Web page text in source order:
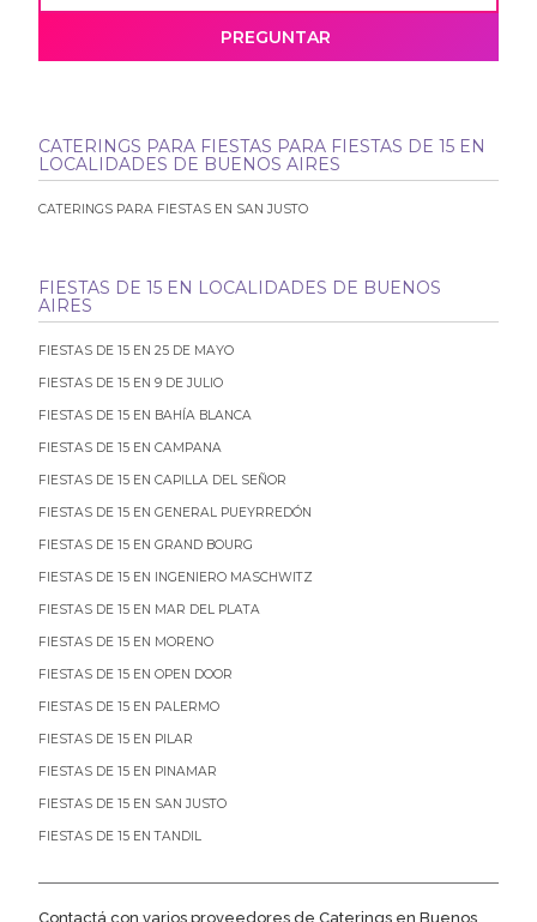
PREGUNTAR
CATERINGS PARA FIESTAS PARA FIESTAS DE 15 EN
LOCALIDADES DE BUENOS AIRES
CATERINGS PARA FIESTAS EN SAN JUSTO
FIESTAS DE 15 EN LOCALIDADES DE BUENOS
AIRES
FIESTAS DE 15 EN 25 DE MAYO
FIESTAS DE 15 EN 9 DE JULIO
FIESTAS DE 15 EN BAHÍA BLANCA
FIESTAS DE 15 EN CAMPANA
FIESTAS DE 15 EN CAPILLA DEL SEÑOR
FIESTAS DE 15 EN GENERAL PUEYRREDÓN
FIESTAS DE 15 EN GRAND BOURG
FIESTAS DE 15 EN INGENIERO MASCHWITZ
FIESTAS DE 15 EN MAR DEL PLATA
FIESTAS DE 15 EN MORENO
FIESTAS DE 15 EN OPEN DOOR
FIESTAS DE 15 EN PALERMO
FIESTAS DE 15 EN PILAR
FIESTAS DE 15 EN PINAMAR
FIESTAS DE 15 EN SAN JUSTO
FIESTAS DE 15 EN TANDIL
Contactá con varios proveedores de Caterings en Buenos